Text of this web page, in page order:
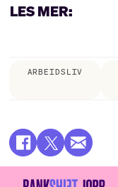
LES MER:
ARBEIDSLIV